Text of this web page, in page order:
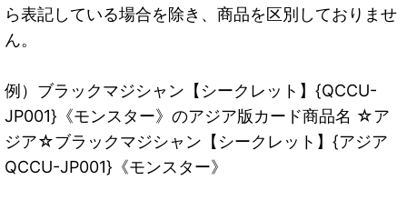
ら表記している場合を除き、商品を区別しておりませ
ん。
例）ブラックマジシャン【シークレット】{QCCU-
JP001}《モンスター》のアジア版カード商品名 ☆ア
ジア☆ブラックマジシャン【シークレット】{アジア
QCCU-JP001}《モンスター》